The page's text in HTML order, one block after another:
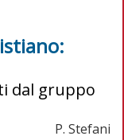
dal gruppo
P. Stefani